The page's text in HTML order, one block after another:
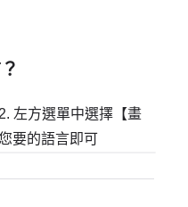
左方選單中選擇【畫
要的語言即可